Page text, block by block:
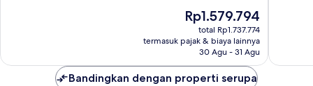
Harga
sekarang
Rp1.579.794
Rp1.579.794
total Rp1.737.774
termasuk pajak & biaya lainnya
30 Agu - 31 Agu
Bandingkan dengan properti serupa